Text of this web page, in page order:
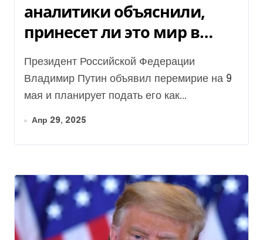
аналитики объяснили,
принесет ли это мир в
Украине
Президент Российской Федерации
Владимир Путин объявил перемирие на 9
мая и планирует подать его как...
Апр 29, 2025